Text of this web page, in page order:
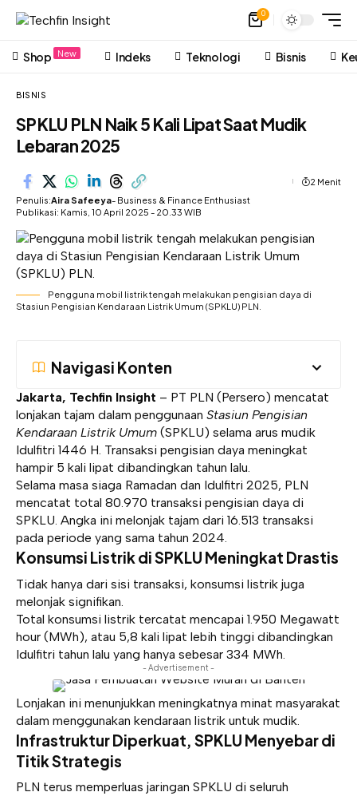
0
Shop New Indeks Teknologi Bisnis
BISNIS
SPKLU PLN Naik 5 Kali Lipat Saat Mudik
Lebaran 2025
Penulis:Aira Safeeya- Business & Finance Enthusiast
Publikasi: Kamis, 10 April 2025 - 20.33 WIB
2 Menit
Pengguna mobil listrik tengah melakukan pengisian daya di
Stasiun Pengisian Kendaraan Listrik Umum (SPKLU) PLN.
Navigasi Konten
Jakarta, Techfin Insight – PT PLN (Persero) mencatat
lonjakan tajam dalam penggunaan Stasiun Pengisian
Kendaraan Listrik Umum (SPKLU) selama arus mudik
Idulfitri 1446 H. Transaksi pengisian daya meningkat
hampir 5 kali lipat dibandingkan tahun lalu.
Selama masa siaga Ramadan dan Idulfitri 2025, PLN
mencatat total 80.970 transaksi pengisian daya di
SPKLU. Angka ini melonjak tajam dari 16.513 transaksi
pada periode yang sama tahun 2024.
Konsumsi Listrik di SPKLU Meningkat Drastis
Tidak hanya dari sisi transaksi, konsumsi listrik juga
melonjak signifikan.
Total konsumsi listrik tercatat mencapai 1.950 Megawatt
hour (MWh), atau 5,8 kali lipat lebih tinggi dibandingkan
Idulfitri tahun lalu yang hanya sebesar 334 MWh.
- Advertisement -
Lonjakan ini menunjukkan meningkatnya minat masyarakat
dalam menggunakan kendaraan listrik untuk mudik.
Infrastruktur Diperkuat, SPKLU Menyebar di
Titik Strategis
PLN terus memperluas jaringan SPKLU di seluruh